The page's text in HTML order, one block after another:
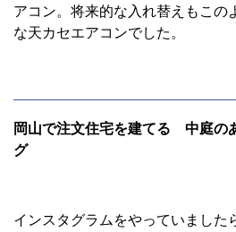
アコン。 将来的な入れ替えもこの
な天カセエアコンでした。
岡山で注文住宅を建てる 中庭
グ
インスタグラムをやっていました